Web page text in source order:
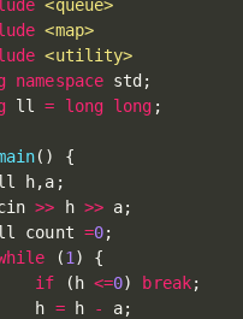
<queue>
<map>
<utility>
namespace std ;
ll = long long ;
( )
{
h
,a ;
>> h >> a;
count
=0;
(1 )
{
if
( h <=0) break;
h
= h - a;